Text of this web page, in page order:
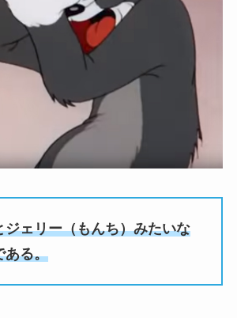
ジェリー（もんち）みたいな
ある。